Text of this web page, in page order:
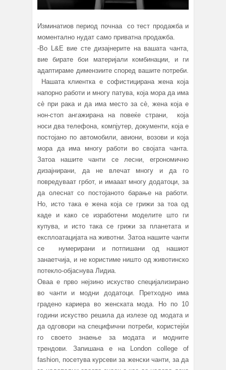
Изминатиов периoд почнаа со тест продажба и
моментално нудат само приватна продажба.
-Во L&E вие сте дизајнерите на вашата чанта,
вие бирате бои материјали комбинации, и ги
адаптираме димензиите според вашите потреби.
Нашата клиентка е софистицирана жена која
напорно работи и многу патува, која мора да има
сè при рака и да има место за сè, жена која е
нон-стоп ангажирана на повеќе страни, која
носи два телефона, компјутер, документи, која е
постојано по автомобили, авиони, возови и која
мора да има многу работи во својата чанта.
Затоа нашите чанти се лесни, егрономично
дизајнирани, да не влечат многу и да го
повредуваат грбот, и имааат многу додатоци, за
да олеснат со постојаното барање на работи.
Но, исто така е жена која се грижи за тоа од
каде и како се изработени моделите што ги
купува, и исто така се грижи за планетата и
експлоатацијата на животни. Затоа нашите чанти
се нумерирани и потпишани од нашиот
занаетчија, и не користиме ништо од животинско
потекло-објаснува Лидиа.
Оваа е прво нејзино искуство специјализирано
во чанти и модни додатоци. Претходно има
градено кариера во женската мода. Но по 10
години искуство решила да излезе од модата и
да одговори на специфични потреби, користејќи
го своето знаење за модата и модните
трендови. Запишана е на London college of
fashion, посетува курсеви за женски чанти, за да